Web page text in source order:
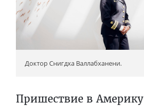
Доктор Снигдха Валлабханени.
Пришествие в Америку